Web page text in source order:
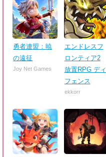
勇者連盟：暁
の遠征
Joy Net Games
エンドレスフ
ロンティア2
放置RPG ディ
フェンス
ekkorr